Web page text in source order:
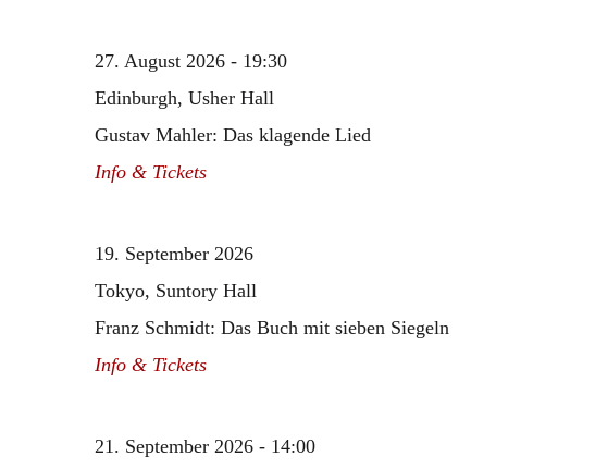
Mit dem BBC Symphony Orchestra
London
16. Dezember 2023
27. August 2026 - 19:30
Edinburgh, Usher Hall
Gustav Mahler: Das klagende Lied
Info & Tickets
19. September 2026
Tokyo, Suntory Hall
Franz Schmidt: Das Buch mit sieben Siegeln
Info & Tickets
21. September 2026 - 14:00